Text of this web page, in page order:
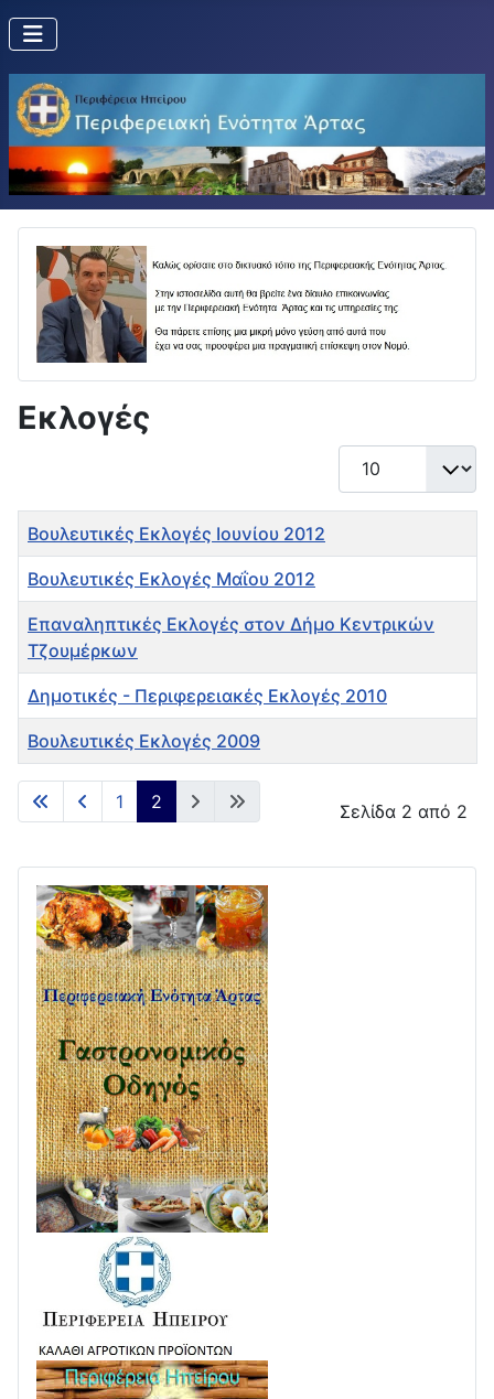
Εκλογές
Εμφάνιση #
Άρθρα
Τίτλος
Βουλευτικές Εκλογές Ιουνίου 2012
Βουλευτικές Εκλογές Μαΐου 2012
Επαναληπτικές Εκλογές στον Δήμο Κεντρικών
Τζουμέρκων
Δημοτικές - Περιφερειακές Εκλογές 2010
Βουλευτικές Εκλογές 2009
Σελίδα 2 από 2
1 2